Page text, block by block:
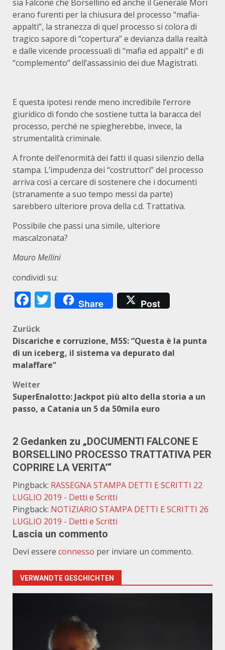
sia Falcone che Borsellino ed anche il Generale Mori
erano furenti per la chiusura del processo “mafia-
appalti”, la stranezza di quel processo si colora di
tragico sapore di “copertura” e devianza dalla realtà
e dalle vicende processuali di “mafia ed appalti” e di
“complemento” dell’assassinio dei due Magistrati.
E questa ipotesi rende meno incredibile l’errore
giuridico di fondo che sostiene tutta la baracca del
processo, perché ne spiegherebbe, invece, la
strumentalità criminale.
A fronte dell’enormità dei fatti il quasi silenzio della
stampa. L’impudenza dei “costruttori” del processo
arriva così a cercare di sostenere che i documenti
(stranamente a suo tempo messi da parte)
sarebbero ulteriore prova della c.d. Trattativa.
Possibile che passi una simile, ulteriore
mascalzonata?
Mauro Mellini
condividi su:
Facebook
Twitter
Share Post
Beitragsnavigation
Zurück
Discariche e corruzione, M5S: “Questa è la punta
di un iceberg, il sistema va depurato dal
malaffare”
Weiter
SuperEnalotto: Jackpot più alto della storia a un
passo, a Catania un 5 da 50mila euro
2 Gedanken zu „DOCUMENTI FALCONE E
BORSELLINO PROCESSO TRATTATIVA PER
COPRIRE LA VERITA’“
Pingback: RASSEGNA STAMPA DETTI E SCRITTI 22
LUGLIO 2019 - Detti e Scritti
Pingback: NOTIZIARIO STAMPA DETTI E SCRITTI 26
LUGLIO 2019 - Detti e Scritti
Lascia un commento
Devi essere connesso per inviare un commento.
VERWANDTE GESCHICHTEN